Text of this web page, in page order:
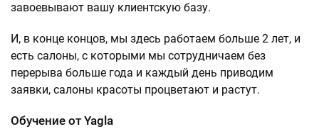
завоевывают вашу клиентскую базу.
И, в конце концов, мы здесь работаем больше 2 лет, и
есть салоны, с которыми мы сотрудничаем без
перерыва больше года и каждый день приводим
заявки, салоны красоты процветают и растут.
Обучение от Yagla